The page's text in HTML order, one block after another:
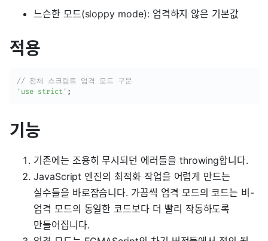
느슨한 모드(sloppy mode): 엄격하지 않은 기본값
적용
// 전체 스크립트 엄격 모드 구문
'use strict' ;
기능
기존에는 조용히 무시되던 에러들을 throwing합니다.
JavaScript 엔진의 최적화 작업을 어렵게 만드는
실수들을 바로잡습니다. 가끔씩 엄격 모드의 코드는 비-
엄격 모드의 동일한 코드보다 더 빨리 작동하도록
만들어집니다.